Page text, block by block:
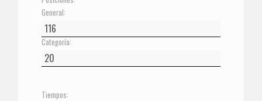
General:
Categoría:
Tiempos: